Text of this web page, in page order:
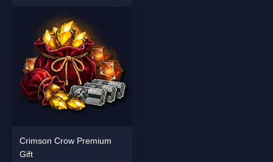
Crimson Crow Premium
Gift